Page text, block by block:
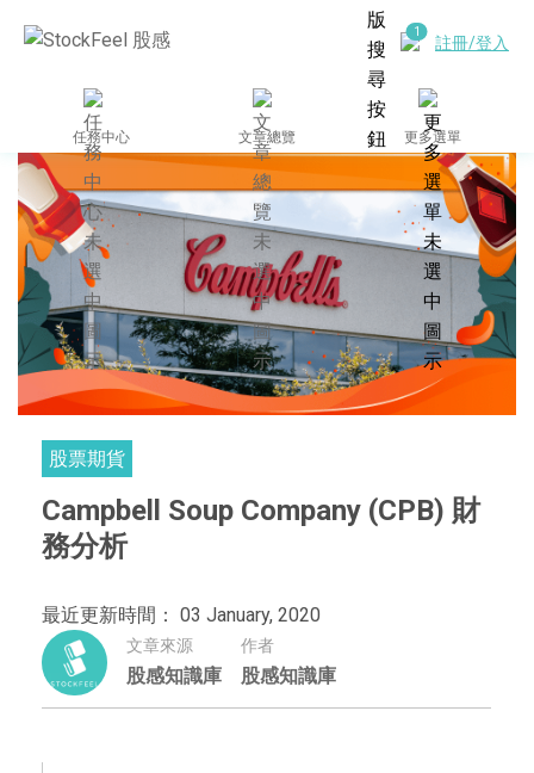
註冊/登入
任務中心 文章總覽 更多選單
股票期貨
Campbell Soup Company (CPB) 財
務分析
最近更新時間： 03 January, 2020
文章來源
股感知識庫
作者
股感知識庫